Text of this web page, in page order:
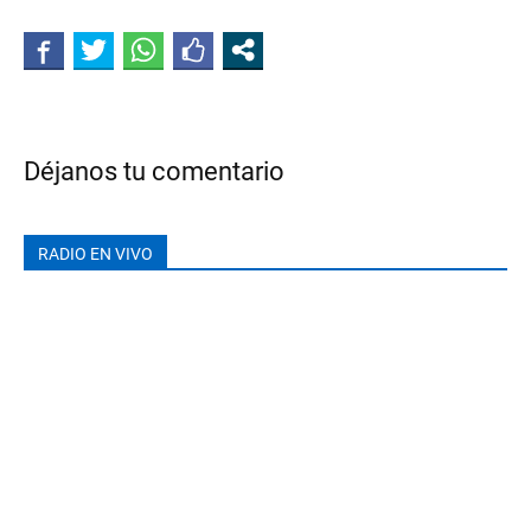
Déjanos tu comentario
RADIO EN VIVO